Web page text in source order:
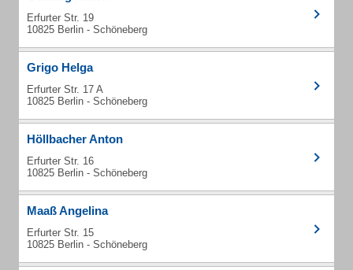
Erfurter Str. 19
10825 Berlin - Schöneberg
Grigo Helga
Erfurter Str. 17 A
10825 Berlin - Schöneberg
Höllbacher Anton
Erfurter Str. 16
10825 Berlin - Schöneberg
Maaß Angelina
Erfurter Str. 15
10825 Berlin - Schöneberg